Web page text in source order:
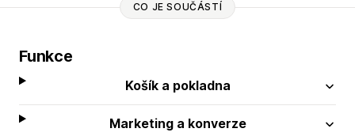
CO JE SOUČÁSTÍ
Funkce
Košík a pokladna
Marketing a konverze